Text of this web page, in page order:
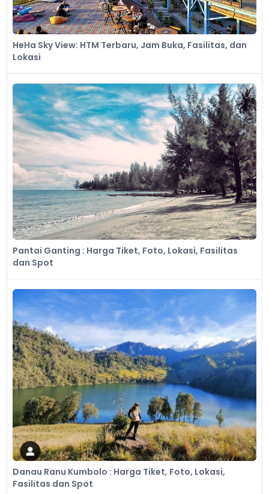
HeHa Sky View: HTM Terbaru, Jam Buka, Fasilitas, dan
Lokasi
Pantai Ganting : Harga Tiket, Foto, Lokasi, Fasilitas
dan Spot
Danau Ranu Kumbolo : Harga Tiket, Foto, Lokasi,
Fasilitas dan Spot